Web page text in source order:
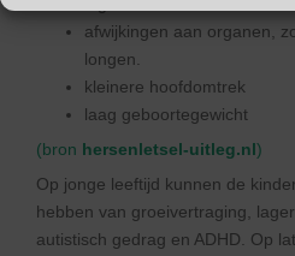
afwijkingen aan organen,
longen.
kleinere hoofdomtrek
laag geboortegewicht
(bron hersenletsel-uitleg.nl)
Op jonge leeftijd kunnen de
hebben van groeivertraging,
autistisch gedrag en ADHD. Op